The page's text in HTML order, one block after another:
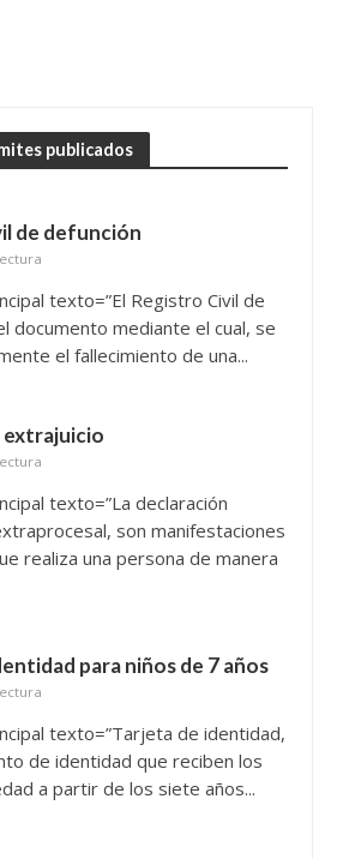
publicados
de defunción
texto=”El Registro Civil de
documento mediante el cual, se
el fallecimiento de una...
extrajuicio
texto=”La declaración
son manifestaciones
realiza una persona de manera
para niños de 7 años
texto=”Tarjeta de identidad,
de identidad que reciben los
a partir de los siete años...